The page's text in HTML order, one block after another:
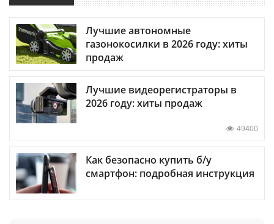
Лучшие автономные
газонокосилки в 2026 году: хиты
продаж
Лучшие видеорегистраторы в
2026 году: хиты продаж
49400
Как безопасно купить б/у
смартфон: подробная инструкция